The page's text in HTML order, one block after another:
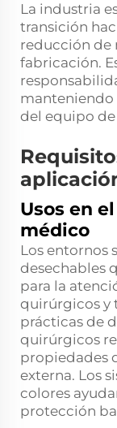
La industria
transición
reducción de
fabricación.
del equipo
Usos en
médico
Los entornos
desechables
para la
quirúrgicos y
prácticas de
quirúrgicos
propiedades
externa. Los
colores
protección